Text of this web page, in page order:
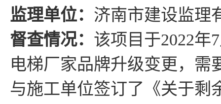
监理单位： 济南市建设监理
督查情况： 该项目于2022年7
电梯厂家品牌升级变更，需
与施工单位签订了《关于剩